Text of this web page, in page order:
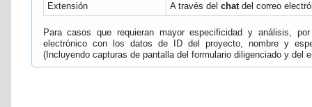
Extensión
A través del chatdel correo
Para casos que requieran mayor especificidad y análisis,
electrónico con los datos de ID del proyecto, nombre y
(Incluyendo capturas de pantalla del formulario diligenciado y del